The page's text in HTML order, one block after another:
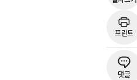
프린트
댓글